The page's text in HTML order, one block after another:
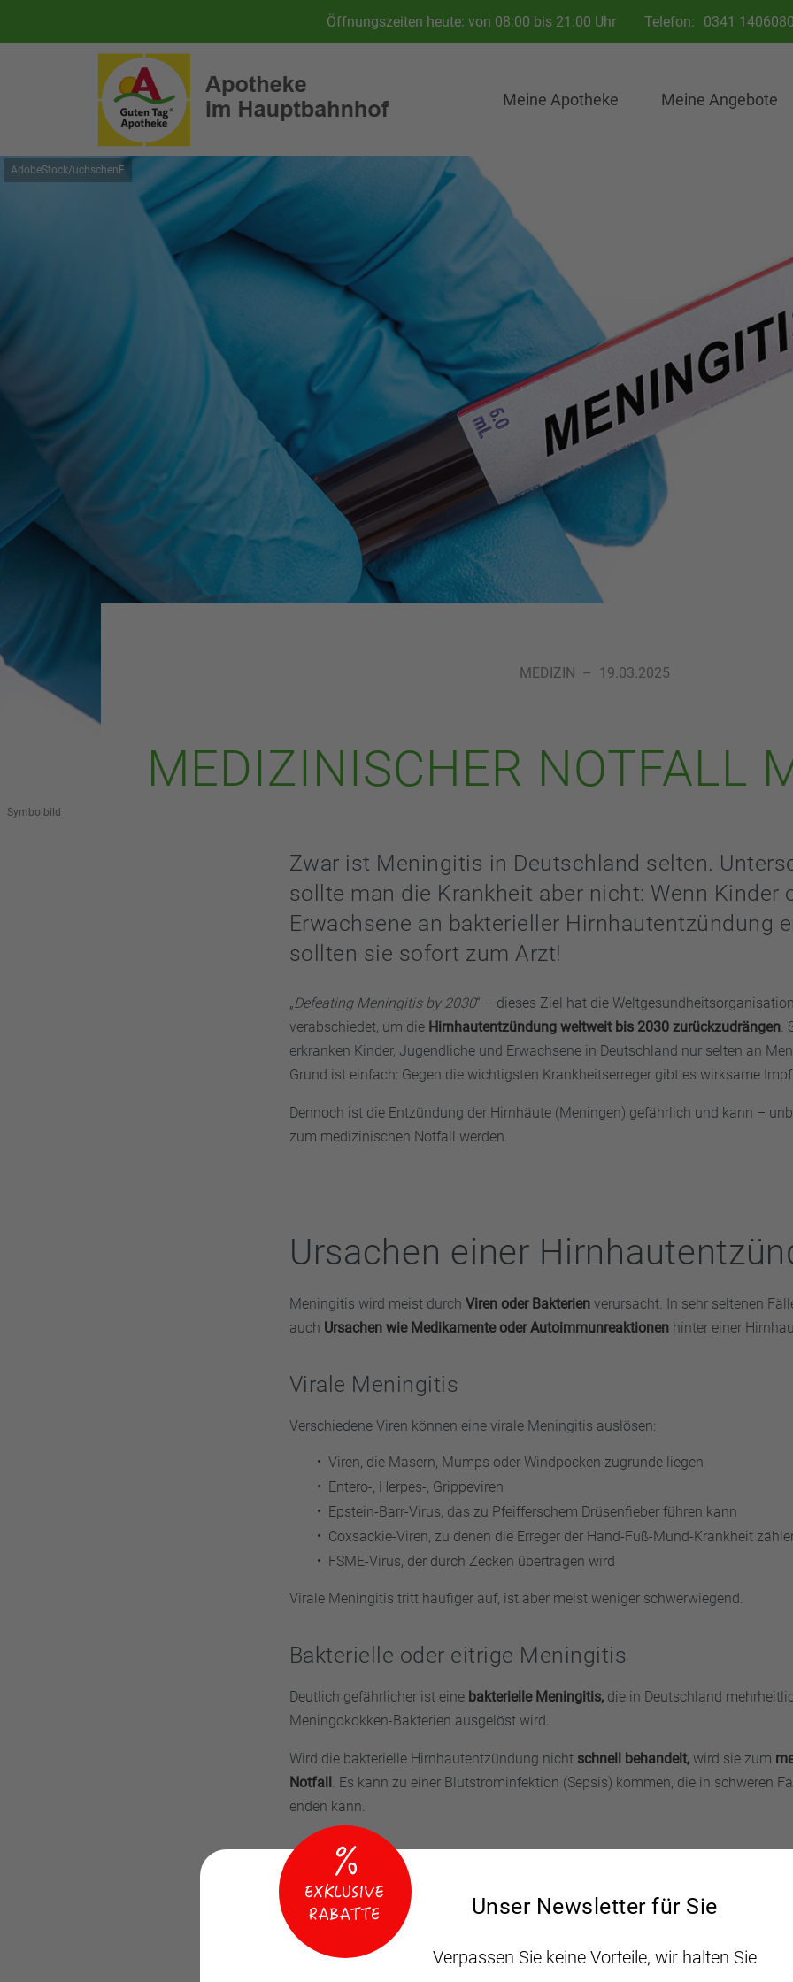
Öffnungszeiten heute: von 08:00 bis 21:00 Uhr Telefon: 0341 1406080
Meine Apotheke Meine Angebote
AdobeStock/uchschenF
Symbolbild
MEDIZIN – 19.03.2025
MEDIZINISCHER NOTFALL
Zwar ist Meningitis in Deutschland selten.
sollte man die Krankheit aber nicht: Wenn Kinder
Erwachsene an bakterieller Hirnhautentzündung
sollten sie sofort zum Arzt!
„Defeating Meningitis by 2030“ – dieses Ziel hat die
verabschiedet, um die Hirnhautentzündung weltweit bis 2030 zurückzudrängen.
erkranken Kinder, Jugendliche und Erwachsene in Deutschland nur selten an
Grund ist einfach: Gegen die wichtigsten Krankheitserreger gibt es wirksame
Dennoch ist die Entzündung der Hirnhäute (Meningen) gefährlich und kann –
zum medizinischen Notfall werden.
Ursachen einer
Meningitis wird meist durch Viren oder Bakterienverursacht. In sehr seltenen
auch Ursachen wie Medikamente oder Autoimmunreaktionenhinter einer
Virale Meningitis
Verschiedene Viren können eine virale Meningitis auslösen:
Viren, die Masern, Mumps oder Windpocken zugrunde liegen
Entero-, Herpes-, Grippeviren
Epstein-Barr-Virus, das zu Pfeifferschem Drüsenfieber führen kann
Coxsackie-Viren, zu denen die Erreger der Hand-Fuß-Mund-Krankheit
FSME-Virus, der durch Zecken übertragen wird
Virale Meningitis tritt häufiger auf, ist aber meist weniger schwerwiegend.
Bakterielle oder eitrige Meningitis
Deutlich gefährlicher ist eine bakterielle Meningitis, die in Deutschland
Meningokokken-Bakterien ausgelöst wird.
Wird die bakterielle Hirnhautentzündung nicht schnell behandelt,wird sie zum
Notfall . Es kann zu einer Blutstrominfektion (Sepsis) kommen, die in schweren
enden kann.
Achtung Ansteckung!
Unser Newsletter für Sie
Verpassen Sie keine Vorteile, wir halten Sie